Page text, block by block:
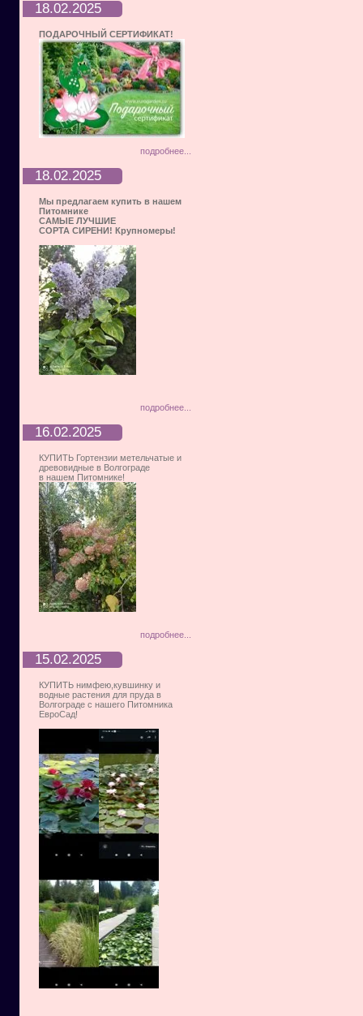
18.02.2025
ПОДАРОЧНЫЙ СЕРТИФИКАТ!
подробнее...
18.02.2025
Мы предлагаем купить в нашем
Питомнике
САМЫЕ ЛУЧШИЕ
СОРТА СИРЕНИ! Крупномеры!
подробнее...
16.02.2025
КУПИТЬ Гортензии метельчатые и
древовидные в Волгограде
в нашем Питомнике!
подробнее...
15.02.2025
КУПИТЬ нимфею,кувшинку и
водные растения для пруда в
Волгограде с нашего Питомника
ЕвроСад!